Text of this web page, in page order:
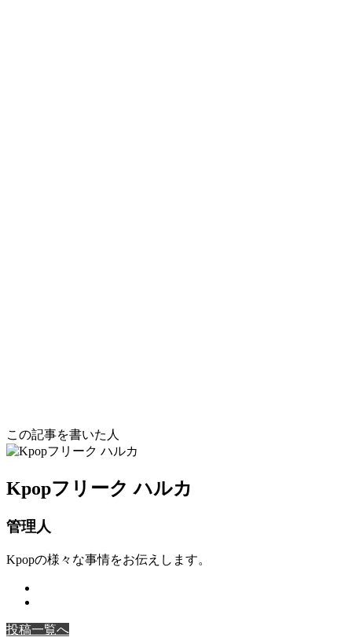
この記事を書いた人
Kpopフリーク ハルカ
管理人
Kpopの様々な事情をお伝えします。
投稿一覧へ